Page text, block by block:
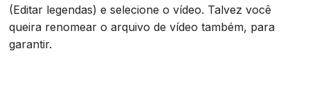
(Editar legendas) e selecione o vídeo. Talvez você
queira renomear o arquivo de vídeo também, para
garantir.